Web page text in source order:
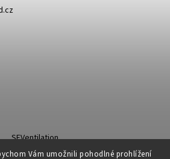
Vám umožnili pohodlné prohlížení
SEVentilation